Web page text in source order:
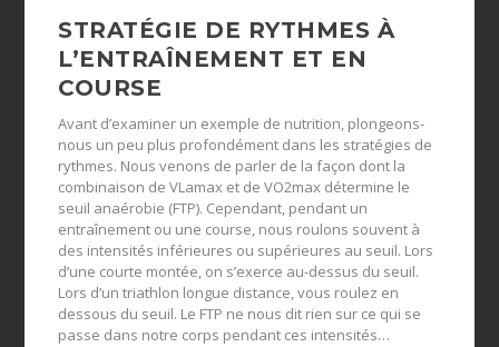
STRATÉGIE DE RYTHMES À
L’ENTRAÎNEMENT ET EN
COURSE
Avant d’examiner un exemple de nutrition, plongeons-
nous un peu plus profondément dans les stratégies de
rythmes. Nous venons de parler de la façon dont la
combinaison de VLamax et de VO2max détermine le
seuil anaérobie (FTP). Cependant, pendant un
entraînement ou une course, nous roulons souvent à
des intensités inférieures ou supérieures au seuil. Lors
d’une courte montée, on s’exerce au-dessus du seuil.
Lors d’un triathlon longue distance, vous roulez en
dessous du seuil. Le FTP ne nous dit rien sur ce qui se
passe dans notre corps pendant ces intensités…